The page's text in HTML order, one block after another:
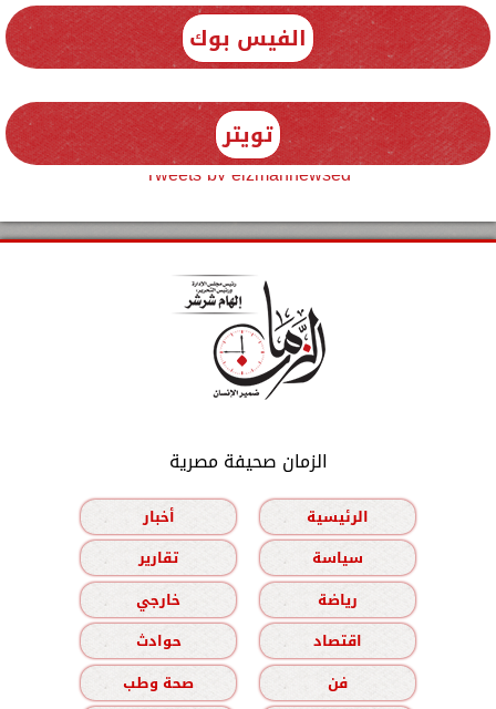
الفيس بوك
تويتر
Tweets by elzmannewseg
الزمان صحيفة مصرية
الرئيسية
أخبار
سياسة
تقارير
رياضة
خارجي
اقتصاد
حوادث
فن
صحة وطب